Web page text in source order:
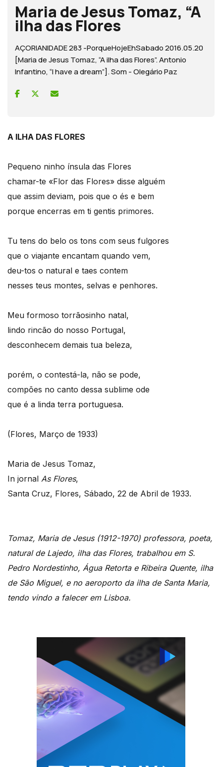
Maria de Jesus Tomaz, “A
ilha das Flores
AÇORIANIDADE 283 -PorqueHojeEhSabado 2016.05.20
[Maria de Jesus Tomaz, “A ilha das Flores”. Antonio
Infantino, “I have a dream”]. Som - Olegário Paz
A ILHA DAS FLORES
Pequeno ninho ínsula das Flores
chamar-te «Flor das Flores» disse alguém
que assim deviam, pois que o és e bem
porque encerras em ti gentis primores.
Tu tens do belo os tons com seus fulgores
que o viajante encantam quando vem,
deu-tos o natural e taes contem
nesses teus montes, selvas e penhores.
Meu formoso torrãosinho natal,
lindo rincão do nosso Portugal,
desconhecem demais tua beleza,
porém, o contestá-la, não se pode,
compões no canto dessa sublime ode
que é a linda terra portuguesa.
(Flores, Março de 1933)
Maria de Jesus Tomaz,
In jornal As Flores,
Santa Cruz, Flores, Sábado, 22 de Abril de 1933.
Tomaz, Maria de Jesus (1912-1970) professora, poeta,
natural de Lajedo, ilha das Flores, trabalhou em S.
Pedro Nordestinho, Água Retorta e Ribeira Quente, ilha
de São Miguel, e no aeroporto da ilha de Santa Maria,
tendo vindo a falecer em Lisboa.